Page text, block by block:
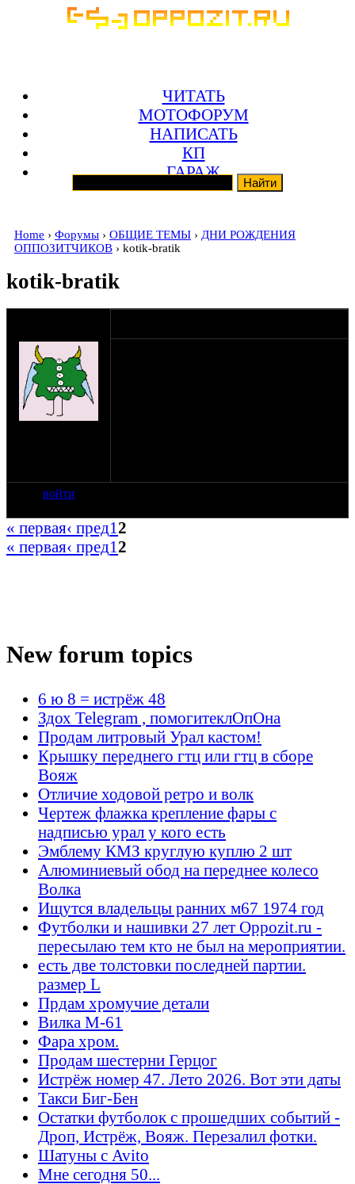
ЧИТАТЬ
МОТОФОРУМ
НАПИСАТЬ
КП
ГАРАЖ
Home › Форумы › ОБЩИЕ ТЕМЫ › ДНИ РОЖДЕНИЯ
ОППОЗИТЧИКОВ › kotik-bratik
kotik-bratik
войти
« первая‹ пред12
« первая‹ пред12
New forum topics
6 ю 8 = истрёж 48
Здох Telegram , помогитеклОпОна
Продам литровый Урал кастом!
Крышку переднего гтц или гтц в сборе
Вояж
Отличие ходовой ретро и волк
Чертеж флажка крепление фары с
надписью урал у кого есть
Эмблему КМЗ круглую куплю 2 шт
Алюминиевый обод на переднее колесо
Волка
Ищутся владельцы ранних м67 1974 год
Футболки и нашивки 27 лет Oppozit.ru -
пересылаю тем кто не был на мероприятии.
есть две толстовки последней партии.
размер L
Прдам хромучие детали
Вилка М-61
Фара хром.
Продам шестерни Герцог
Истрёж номер 47. Лето 2026. Вот эти даты
Такси Биг-Бен
Остатки футболок с прошедших событий -
Дроп, Истрёж, Вояж. Перезалил фотки.
Шатуны с Avito
Мне сегодня 50...